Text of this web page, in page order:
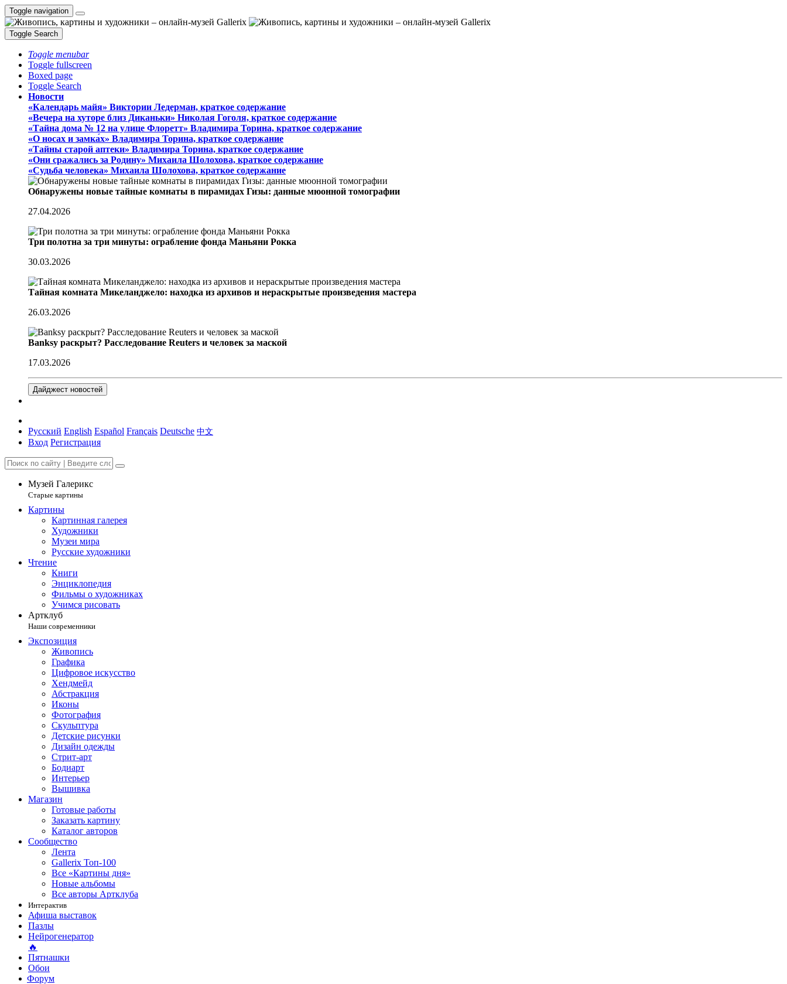
Toggle navigation
Toggle Search
Toggle menubar
Toggle fullscreen
Boxed page
Toggle Search
Новости
«Календарь майя» Виктории Ледерман, краткое содержание
«Вечера на хуторе близ Диканьки» Николая Гоголя, краткое содержание
«Тайна дома № 12 на улице Флоретт» Владимира Торина, краткое содержание
«О носах и замка́х» Владимира Торина, краткое содержание
«Тайны старой аптеки» Владимира Торина, краткое содержание
«Они сражались за Родину» Михаила Шолохова, краткое содержание
«Судьба человека» Михаила Шолохова, краткое содержание
Обнаружены новые тайные комнаты в пирамидах Гизы: данные мюонной томографии
27.04.2026
Три полотна за три минуты: ограбление фонда Маньяни Рокка
30.03.2026
Тайная комната Микеланджело: находка из архивов и нераскрытые произведения мастера
26.03.2026
Banksy раскрыт? Расследование Reuters и человек за маской
17.03.2026
Дайджест новостей
Русский English Español Français Deutsche 中文
Вход Регистрация
Музей Галерикс
Старые картины
Картины
Картинная галерея
Художники
Музеи мира
Русские художники
Чтение
Книги
Энциклопедия
Фильмы о художниках
Учимся рисовать
Артклуб
Наши современники
Экспозиция
Живопись
Графика
Цифровое искусство
Хендмейд
Абстракция
Иконы
Фотография
Скульптура
Детские рисунки
Дизайн одежды
Стрит-арт
Бодиарт
Интерьер
Вышивка
Магазин
Готовые работы
Заказать картину
Каталог авторов
Сообщество
Лента
Gallerix Топ-100
Все «Картины дня»
Новые альбомы
Все авторы Артклуба
Интерактив
Афиша выставок
Пазлы
Нейрогенератор
🔥
Пятнашки
Обои
Форум